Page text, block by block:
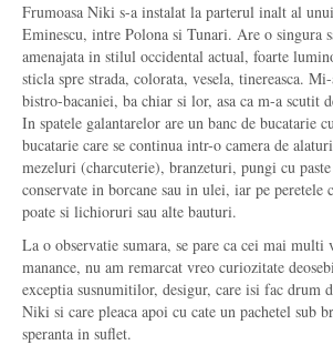
Frumoasa Niki s-a instalat la parterul inalt al
Eminescu, intre Polona si Tunari. Are o singura
amenajata in stilul occidental actual, foarte
sticla spre strada, colorata, vesela, tinereasca.
bistro-bacaniei, ba chiar si lor, asa ca m-a scutit
In spatele galantarelor are un banc de bucatarie
bucatarie care se continua intr-o camera de
mezeluri (charcuterie), branzeturi, pungi cu
conservate in borcane sau in ulei, iar pe peretele
poate si lichioruri sau alte bauturi.
La o observatie sumara, se pare ca cei mai
manance, nu am remarcat vreo curiozitate
exceptia susnumitilor, desigur, care isi fac drum
Niki si care pleaca apoi cu cate un pachetel sub
speranta in suflet.